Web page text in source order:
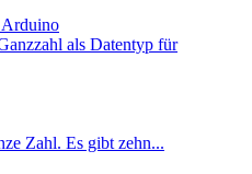
Arduino
als Datentyp für
Zahl. Es gibt zehn...